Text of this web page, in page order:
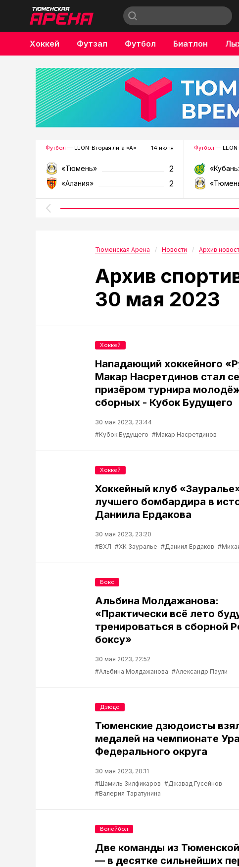
Хоккей Футзал Футбол Биатлон
Бокс
Футбол — LEON-Вторая лига «А» 14 июня
«Тюмень» 2
«Алания» 2
Футбол —
Тюменская Арена Новости Архив
Архив
30 мая 2023
Нападающий хоккейного
Макар Насретдинов стал
призёром турнира
сборных - Кубок Будущего
30 мая 2023, 23:44
#Кубок Будущего #Макар Насретдинов
Хоккей
Хоккейный клуб
лучшего бомбардира в
Даниила Ердакова
30 мая 2023, 23:20
#ВХЛ #ХК Зауралье #Даниил Ердаков
Хоккей
Альбина Молдажанова:
«Практически всё лето
тренироваться в сборной
боксу»
30 мая 2023, 22:52
#Альбина Молдажанова #Александр Паули
Бокс
Тюменские дзюдоисты
медалей на чемпионате
Федерального округа
30 мая 2023, 20:11
#Шамиль Зилфикаров #Джавад Гусейнов
#Валерия Таратунина
Дзюдо
Две команды из
— в десятке сильнейших
Волейбол